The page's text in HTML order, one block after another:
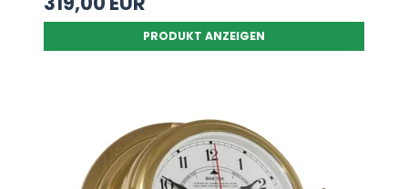
PRODUKT ANZEIGEN